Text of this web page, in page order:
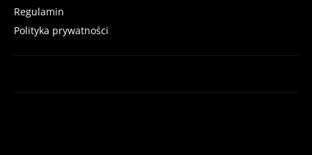
Regulamin
Polityka prywatności